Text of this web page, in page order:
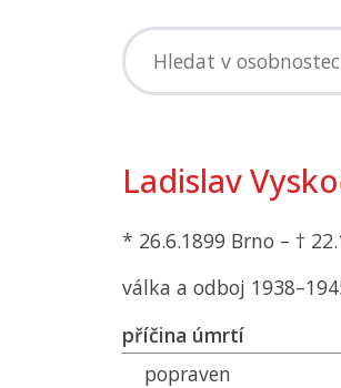
Ladislav
* 26.6.1899 Brno – †
válka a odboj
příčina úmrtí
popraven